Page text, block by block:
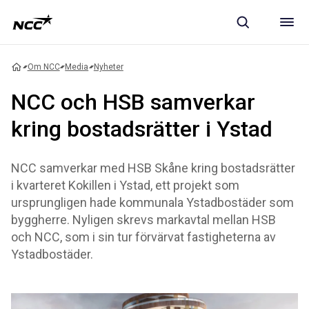
Om NCC Media Nyheter
NCC och HSB samverkar
kring bostadsrätter i Ystad
NCC samverkar med HSB Skåne kring bostadsrätter
i kvarteret Kokillen i Ystad, ett projekt som
ursprungligen hade kommunala Ystadbostäder som
byggherre. Nyligen skrevs markavtal mellan HSB
och NCC, som i sin tur förvärvat fastigheterna av
Ystadbostäder.